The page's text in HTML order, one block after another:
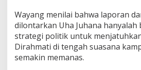
Wayang menilai bahwa laporan
dilontarkan Uha Juhana hanyalah
strategi politik untuk
Dirahmati di tengah suasana
semakin memanas.